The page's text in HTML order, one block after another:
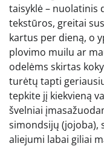
taisyklė – nuolatinis
tekstūros, greitai
kartus per dieną, o
plovimo muilu ar
odelėms skirtas
turėtų tapti
tepkite jį kiekvieną
švelniai
simondsijų (jojoba),
aliejumi labai giliai